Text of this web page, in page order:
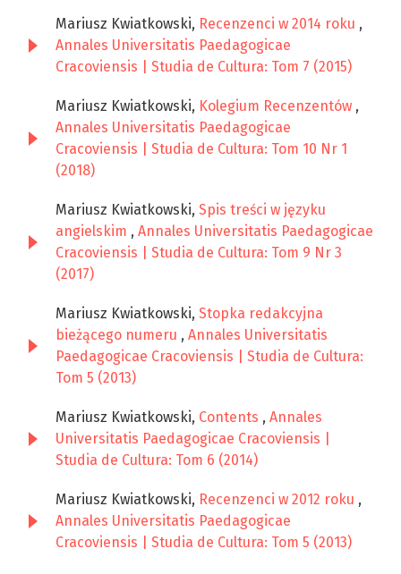
Mariusz Kwiatkowski, Recenzenci w 2014 roku ,
Annales Universitatis Paedagogicae
Cracoviensis | Studia de Cultura: Tom 7 (2015)
Mariusz Kwiatkowski, Kolegium Recenzentów ,
Annales Universitatis Paedagogicae
Cracoviensis | Studia de Cultura: Tom 10 Nr 1
(2018)
Mariusz Kwiatkowski, Spis treści w języku
angielskim , Annales Universitatis Paedagogicae
Cracoviensis | Studia de Cultura: Tom 9 Nr 3
(2017)
Mariusz Kwiatkowski, Stopka redakcyjna
bieżącego numeru , Annales Universitatis
Paedagogicae Cracoviensis | Studia de Cultura:
Tom 5 (2013)
Mariusz Kwiatkowski, Contents , Annales
Universitatis Paedagogicae Cracoviensis |
Studia de Cultura: Tom 6 (2014)
Mariusz Kwiatkowski, Recenzenci w 2012 roku ,
Annales Universitatis Paedagogicae
Cracoviensis | Studia de Cultura: Tom 5 (2013)